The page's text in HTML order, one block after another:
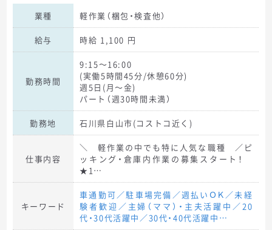
業種 軽作業（梱包・検査他）
給与 時給 1,100 円
勤務時間
9:15～16:00
(実働5時間45分/休憩60分)
週5日(月～金)
パート（週30時間未満）
勤務地 石川県白山市(コストコ近く)
仕事内容
＼ 軽作業の中でも特に人気な職種 ／ピ
ッキング・倉庫内作業の募集スタート！
★1…
キーワード
車通勤可／駐車場完備／週払いＯＫ／未経
験者歓迎／主婦（ママ）・主夫活躍中／20
代・30代活躍中／30代・40代活躍中…